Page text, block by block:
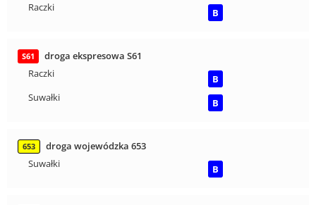
Raczki
B
S61
droga ekspresowa S61
Raczki
B
Suwałki
B
653
droga wojewódzka 653
Suwałki
B